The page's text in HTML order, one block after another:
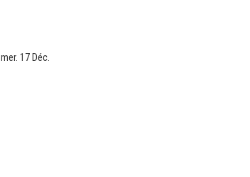
mer. 17 Déc.